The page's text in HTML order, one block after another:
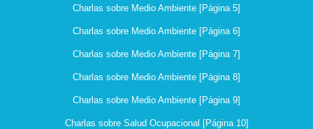
Charlas sobre Medio Ambiente [Página 5]
Charlas sobre Medio Ambiente [Página 6]
Charlas sobre Medio Ambiente [Página 7]
Charlas sobre Medio Ambiente [Página 8]
Charlas sobre Medio Ambiente [Página 9]
Charlas sobre Salud Ocupacional [Página 10]